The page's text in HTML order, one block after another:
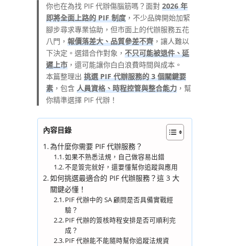
你也在為找 PIF 代辦傷腦筋嗎？面對 2026 年
即將全面上路的 PIF 制度，不少品牌開始加緊
腳步尋求專業協助，但市面上的代辦服務五花
八門， 報價落差大、品質參差不齊，讓人難以
下決定。選錯合作對象， 不只可能被退件、延
遲上市，還可能讓你白白浪費時間與成本。
本篇整理出 挑選 PIF 代辦服務的 3 個關鍵要
素，包含 人員資格、時程控管與整合能力，幫
你精準選擇 PIF 代辦！
內容目錄
為什麼你需要 PIF 代辦服務？
如果不熟悉法規，自己做容易出錯
不是簽完就好，還要懂幫你追蹤與應用
如何挑選最適合的 PIF 代辦服務？這 3 大
關鍵必懂！
PIF 代辦中的 SA 顧問是否具備實戰經
驗？
PIF 代辦的簽核時程安排是否可順利完
成？
PIF 代辦能不能隨時幫你追蹤法規資